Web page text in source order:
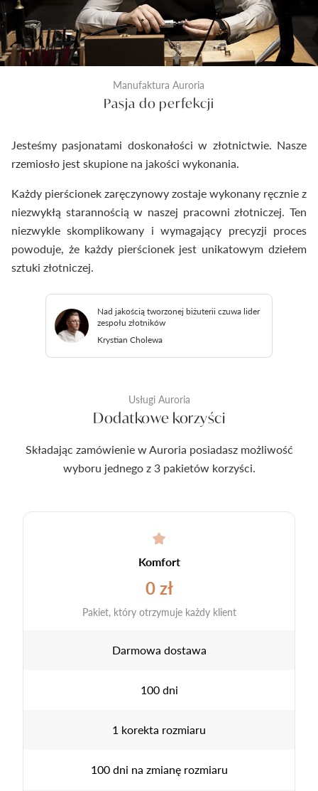
Manufaktura Auroria
Pasja do perfekcji
Jesteśmy pasjonatami doskonałości w złotnictwie. Nasze
rzemiosło jest skupione na jakości wykonania.
Każdy pierścionek zaręczynowy zostaje wykonany ręcznie z
niezwykłą starannością w naszej pracowni złotniczej. Ten
niezwykle skomplikowany i wymagający precyzji proces
powoduje, że każdy pierścionek jest unikatowym dziełem
sztuki złotniczej.
Nad jakością tworzonej biżuterii czuwa lider
zespołu złotników
Krystian Cholewa
Usługi Auroria
Dodatkowe korzyści
Składając zamówienie w Auroria posiadasz możliwość
wyboru jednego z 3 pakietów korzyści.
Komfort
0 zł
Pakiet, który otrzymuje każdy klient
Darmowa dostawa
100 dni
1 korekta rozmiaru
100 dni na zmianę rozmiaru